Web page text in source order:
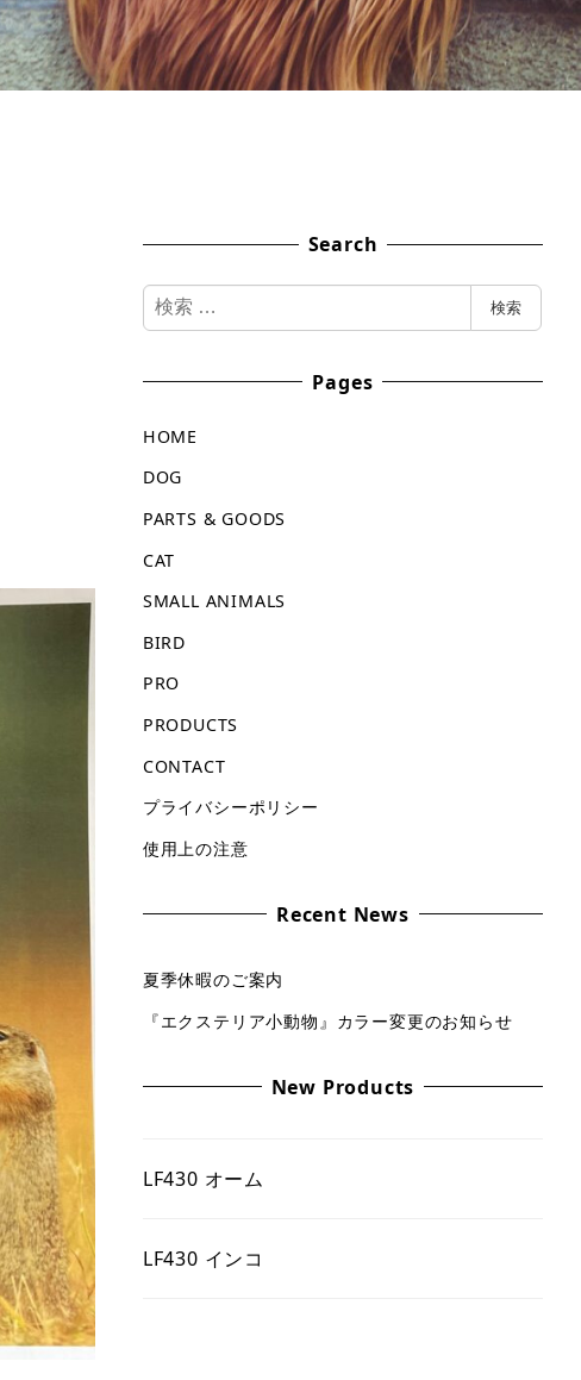
Search
検
索
検索
Pages
HOME
DOG
PARTS & GOODS
CAT
SMALL ANIMALS
BIRD
PRO
PRODUCTS
CONTACT
プライバシーポリシー
使用上の注意
Recent News
夏季休暇のご案内
『エクステリア小動物』カラー変更のお知らせ
New Products
LF430 オーム
LF430 インコ